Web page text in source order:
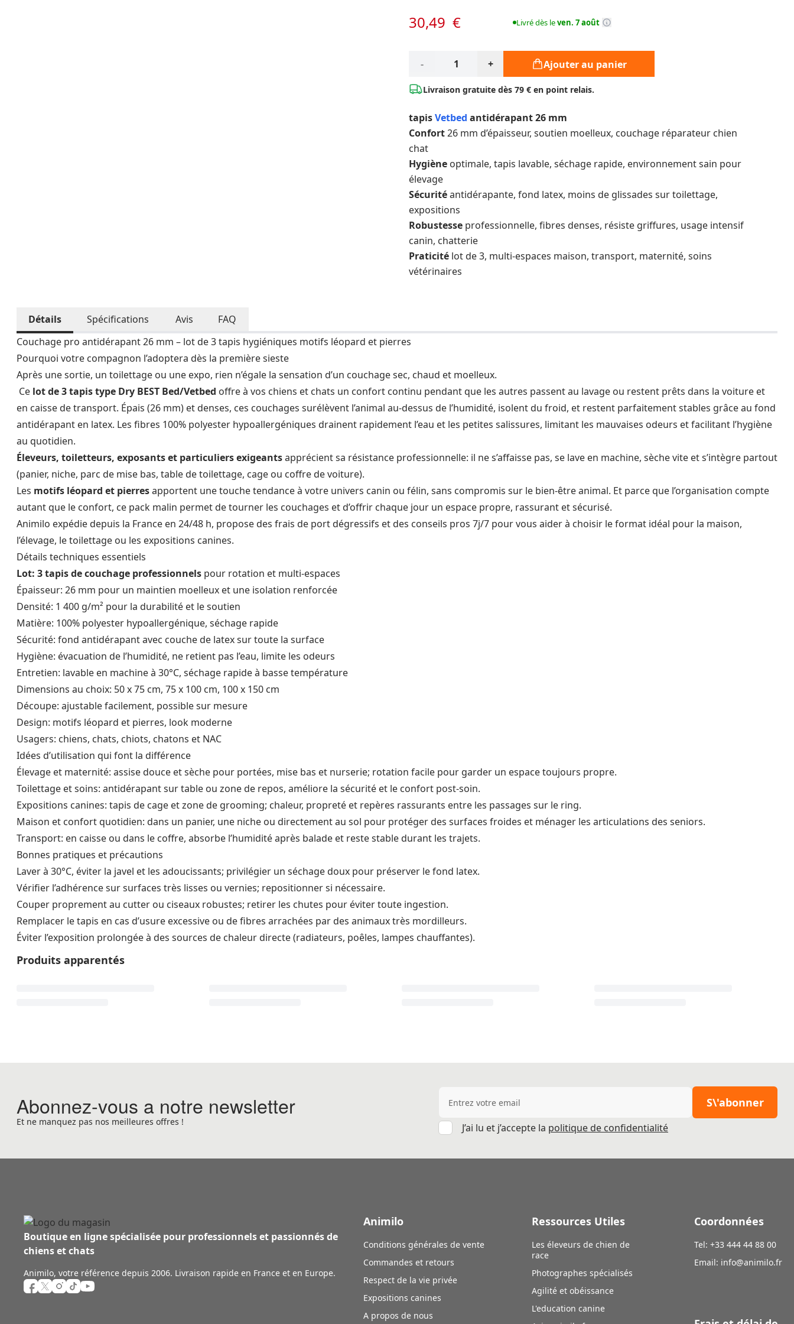
30,49 € Livré dès leven. 7 août
- + Ajouter au panier
Livraison gratuite dès 79 € en point relais.
tapisVetbed antidérapant 26 mm
Confort26 mm d’épaisseur, soutien moelleux, couchage réparateur chien
chat
Hygiène optimale, tapis lavable, séchage rapide, environnement sain pour
élevage
Sécuritéantidérapante, fond latex, moins de glissades sur toilettage,
expositions
Robustesse professionnelle, fibres denses, résiste griffures, usage intensif
canin, chatterie
Praticité lot de 3, multi-espaces maison, transport, maternité, soins
vétérinaires
Détails Spécifications Avis
FAQ
Couchage pro antidérapant 26 mm – lot de 3 tapis hygiéniques motifs léopard et pierres
Pourquoi votre compagnon l’adoptera dès la première sieste
Après une sortie, un toilettage ou une expo, rien n’égale la sensation d’un couchage sec, chaud et moelleux.
Ce lot de 3 tapis type Dry BEST Bed/Vetbed offre à vos chiens et chats un confort continu pendant que les autres passent au lavage ou restent prêts dans la voiture et
en caisse de transport. Épais (26 mm) et denses, ces couchages surélèvent l’animal au-dessus de l’humidité, isolent du froid, et restent parfaitement stables grâce au fond
antidérapant en latex. Les fibres 100% polyester hypoallergéniques drainent rapidement l’eau et les petites salissures, limitant les mauvaises odeurs et facilitant l’hygiène
au quotidien.
Éleveurs, toiletteurs, exposants et particuliers exigeantsapprécient sa résistance professionnelle: il ne s’affaisse pas, se lave en machine, sèche vite et s’intègre partout
(panier, niche, parc de mise bas, table de toilettage, cage ou coffre de voiture).
Les motifs léopard et pierresapportent une touche tendance à votre univers canin ou félin, sans compromis sur le bien-être animal. Et parce que l’organisation compte
autant que le confort, ce pack malin permet de tourner les couchages et d’offrir chaque jour un espace propre, rassurant et sécurisé.
Animilo expédie depuis la France en 24/48 h, propose des frais de port dégressifs et des conseils pros 7j/7 pour vous aider à choisir le format idéal pour la maison,
l’élevage, le toilettage ou les expositions canines.
Détails techniques essentiels
Lot: 3 tapis de couchage professionnels pour rotation et multi-espaces
Épaisseur: 26 mm pour un maintien moelleux et une isolation renforcée
Densité: 1 400 g/m² pour la durabilité et le soutien
Matière: 100% polyester hypoallergénique, séchage rapide
Sécurité: fond antidérapant avec couche de latex sur toute la surface
Hygiène: évacuation de l’humidité, ne retient pas l’eau, limite les odeurs
Entretien: lavable en machine à 30°C, séchage rapide à basse température
Dimensions au choix: 50 x 75 cm, 75 x 100 cm, 100 x 150 cm
Découpe: ajustable facilement, possible sur mesure
Design: motifs léopard et pierres, look moderne
Usagers: chiens, chats, chiots, chatons et NAC
Idées d’utilisation qui font la différence
Élevage et maternité: assise douce et sèche pour portées, mise bas et nurserie; rotation facile pour garder un espace toujours propre.
Toilettage et soins: antidérapant sur table ou zone de repos, améliore la sécurité et le confort post-soin.
Expositions canines: tapis de cage et zone de grooming; chaleur, propreté et repères rassurants entre les passages sur le ring.
Maison et confort quotidien: dans un panier, une niche ou directement au sol pour protéger des surfaces froides et ménager les articulations des seniors.
Transport: en caisse ou dans le coffre, absorbe l’humidité après balade et reste stable durant les trajets.
Bonnes pratiques et précautions
Laver à 30°C, éviter la javel et les adoucissants; privilégier un séchage doux pour préserver le fond latex.
Vérifier l’adhérence sur surfaces très lisses ou vernies; repositionner si nécessaire.
Couper proprement au cutter ou ciseaux robustes; retirer les chutes pour éviter toute ingestion.
Remplacer le tapis en cas d’usure excessive ou de fibres arrachées par des animaux très mordilleurs.
Éviter l’exposition prolongée à des sources de chaleur directe (radiateurs, poêles, lampes chauffantes).
Produits apparentés
Abonnez-vous a notre newsletter
Et ne manquez pas nos meilleures offres !
S\'abonner
J’ai lu et j’accepte la politique de confidentialité
Boutique en ligne spécialisée pour professionnels et passionnés de
chiens et chats
Animilo, votre référence depuis 2006. Livraison rapide en France et en Europe.
Animilo
Conditions générales de vente
Commandes et retours
Respect de la vie privée
Expositions canines
A propos de nous
Ressources Utiles
Les éleveurs de chien de
race
Photographes spécialisés
Agilité et obéissance
L'education canine
Coordonnées
Tel: +33 444 44 88 00
Email: info@animilo.fr